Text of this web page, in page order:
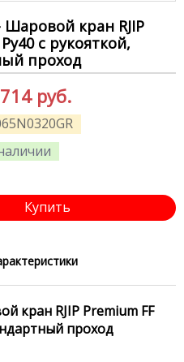
Шаровой кран RJIP
с рукояткой,
проход
руб.
Купить
кран RJIP Premium FF
проход